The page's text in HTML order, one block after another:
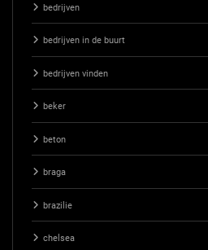
bedrijven
bedrijven in de buurt
bedrijven vinden
beker
beton
braga
brazilie
chelsea